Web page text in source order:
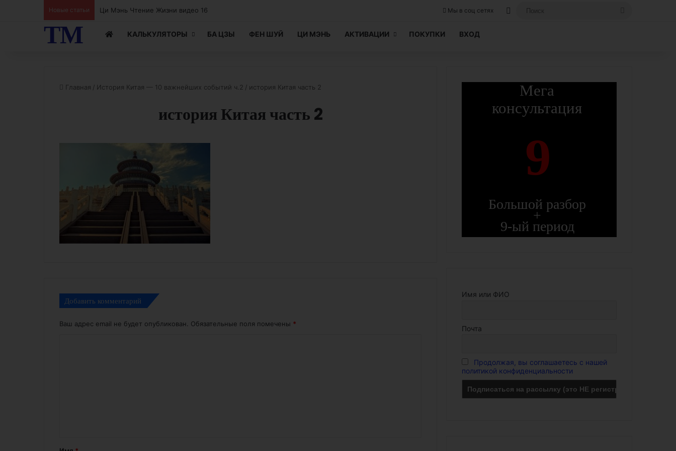
Новые статьи Ци Мэнь Чтение Жизни видео 15 Мы в соц сетях Вход, если вы уже регистрировались на
ТМ КАЛЬКУЛЯТОРЫ БА ЦЗЫ ФЕН ШУЙ ЦИ МЭНЬ АКТИВАЦИИ ПОКУПКИ ВХОД
Главная / История Китая — 10 важнейших событий ч.2 / история Китая часть 2
история Китая часть 2
Добавить комментарий
Ваш адрес email не будет опубликован. Обязательные поля помечены *
а
Мега
консультация
Большой разбор
+
9-ый период
9
Имя или ФИО
Почта
Продолжая, вы соглашаетесь с нашей
политикой конфиденциальности